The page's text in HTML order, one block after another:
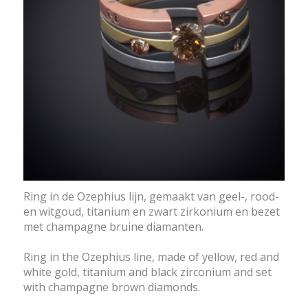
Ring in de Ozephius lijn, gemaakt van geel-, rood-
en witgoud, titanium en zwart zirkonium en bezet
met champagne bruine diamanten.
Ring in the Ozephius line, made of yellow, red and
white gold, titanium and black zirconium and set
with champagne brown diamonds.